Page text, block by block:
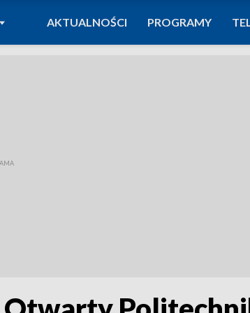
DO
AKTUALNOŚCI PROGRAMY